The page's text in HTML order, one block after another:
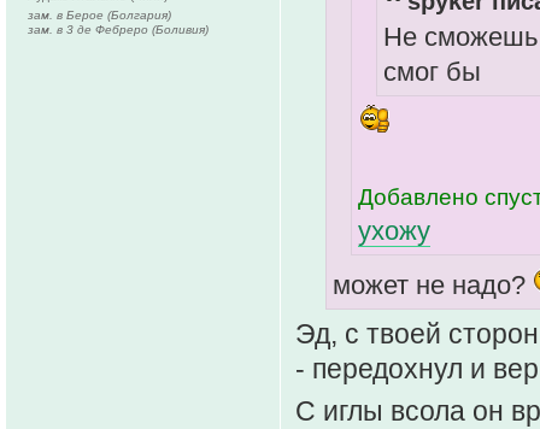
Не
смог бы
Добавлено
ухожу
может не надо?
Эд, с твоей
- передохнул и
С иглы всола он
зам. в Берое (Болгария)
зам. в 3 де Фебреро (Боливия)